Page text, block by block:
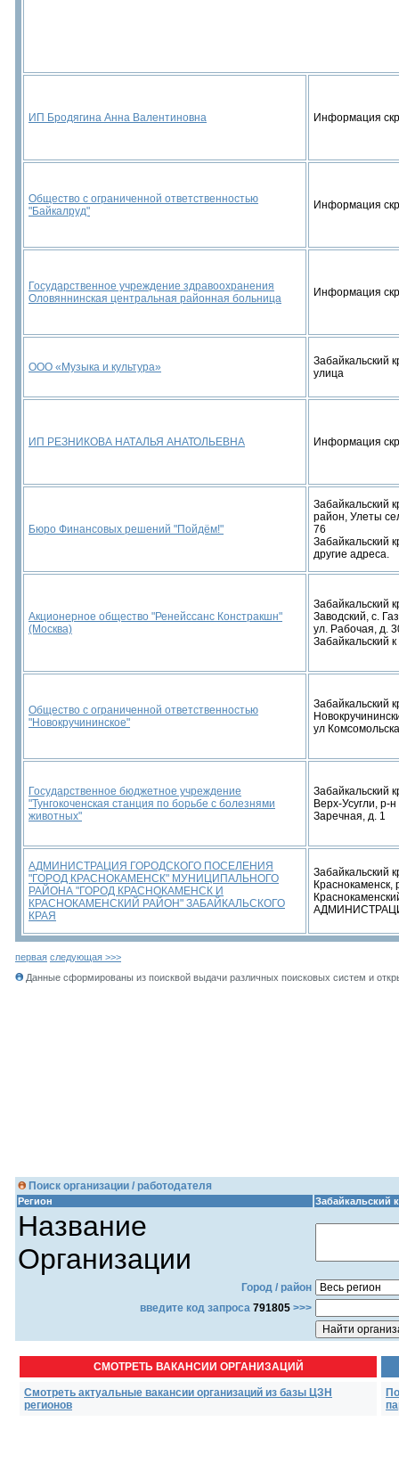
ИП Бродягина Анна Валентиновна Информация
Общество с ограниченной ответственностью
"Байкалруд"
Информация
Государственное учреждение здравоохранения
Оловяннинская центральная районная больница
Информация
ООО «Музыка и культура»
Забайкальский
улица
ИП РЕЗНИКОВА НАТАЛЬЯ АНАТОЛЬЕВНА Информация
Бюро Финансовых решений "Пойдём!"
Забайкальский
район, Улеты
76
Забайкальский
другие адреса.
Акционерное общество "Ренейссанс Констракшн"
(Москва)
Забайкальский
Заводский, с.
ул. Рабочая, д.
Забайкальский
Общество с ограниченной ответственностью
"Новокручининское"
Забайкальский
ул
Государственное бюджетное учреждение
"Тунгокоченская станция по борьбе с болезнями
животных"
Забайкальский
Верх-Усугли, р-н
Заречная, д. 1
АДМИНИСТРАЦИЯ ГОРОДСКОГО ПОСЕЛЕНИЯ
"ГОРОД КРАСНОКАМЕНСК" МУНИЦИПАЛЬНОГО
РАЙОНА "ГОРОД КРАСНОКАМЕНСК И
КРАСНОКАМЕНСКИЙ РАЙОН" ЗАБАЙКАЛЬСКОГО
КРАЯ
Забайкальский
Краснокаменск,
первая следующая >>>
Данные сформированы из поисквой выдачи различных поисковых систем и
Поиск организации / работодателя
Регион Забайкальский
Название
Организации
Город / район
введите код запроса 791805 >>>
СМОТРЕТЬ ВАКАНСИИ ОРГАНИЗАЦИЙ
Смотреть актуальные вакансии организаций из базы ЦЗН
регионов